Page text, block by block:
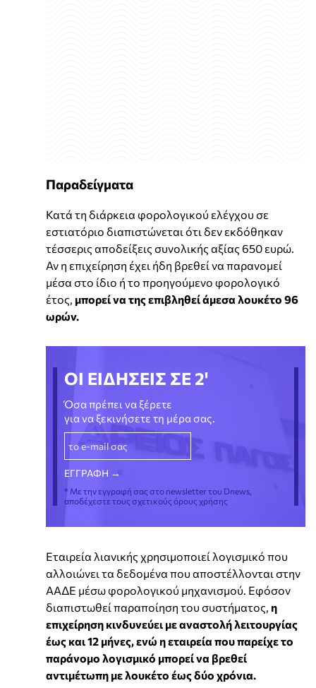
Παραδείγματα
Κατά τη διάρκεια φορολογικού ελέγχου σε
εστιατόριο διαπιστώνεται ότι δεν εκδόθηκαν
τέσσερις αποδείξεις συνολικής αξίας 650 ευρώ.
Αν η επιχείρηση έχει ήδη βρεθεί να παρανομεί
μέσα στο ίδιο ή το προηγούμενο φορολογικό
έτος, μπορεί να της επιβληθεί άμεσα λουκέτο 96
ωρών.
ΟΙ ΕΙΔΗΣΕΙΣ ΣΕ 2'
Όσα πρέπει να ξέρετε
για να ξεκινήσετε τη μέρα σας.
* Με την εγγραφή σας στο newsletter του Dnews,
αποδέχεστε τους σχετικούς όρους χρήσης
Εταιρεία λιανικής χρησιμοποιεί λογισμικό που
αλλοιώνει τα δεδομένα που αποστέλλονται στην
ΑΑΔΕ μέσω φορολογικού μηχανισμού. Εφόσον
διαπιστωθεί παραποίηση του συστήματος, η
επιχείρηση κινδυνεύει με αναστολή λειτουργίας
έως και 12 μήνες, ενώ η εταιρεία που παρείχε το
παράνομο λογισμικό μπορεί να βρεθεί
αντιμέτωπη με λουκέτο έως δύο χρόνια.